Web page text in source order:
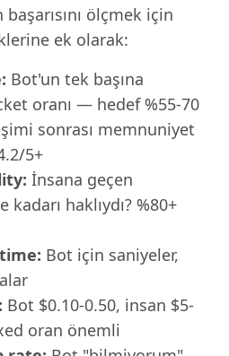
ölçmek için
ek olarak:
Bot'un tek başına
oranı — hedef %55-70
sonrası memnuniyet
5+
İnsana geçen
kadarı haklıydı? %80+
Bot için saniyeler,
Bot $0.10-0.50, insan $5-
oran önemli